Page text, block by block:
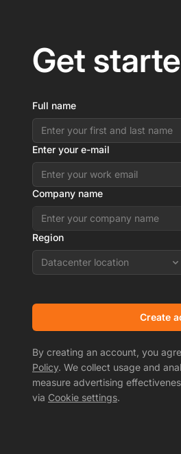
Get
Full name
Enter your e-mail
Company name
Region
Datacenter location
Create
By creating an account, you
Policy. We collect usage and
measure advertising
via Cookie settings.